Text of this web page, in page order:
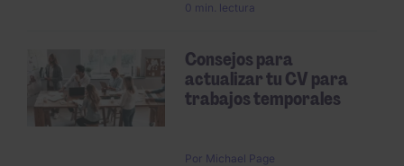
0 min. lectura
Consejos para
actualizar tu CV para
trabajos temporales
Por Michael Page